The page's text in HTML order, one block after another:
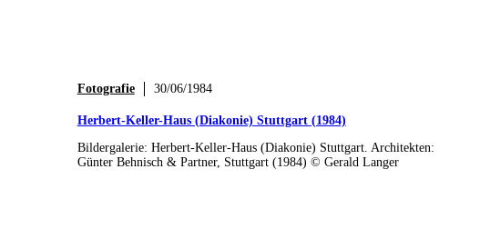
Fotografie 30/06/1984
Herbert-Keller-Haus (Diakonie) Stuttgart (1984)
Bildergalerie: Herbert-Keller-Haus (Diakonie) Stuttgart. Architekten:
Günter Behnisch & Partner, Stuttgart (1984) © Gerald Langer